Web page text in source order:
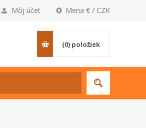
Mena € / CZK
Môj účet
(0) položiek